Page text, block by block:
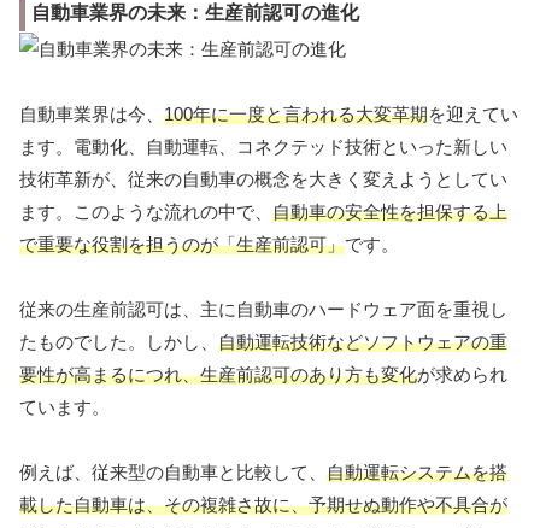
自動車業界の未来：生産前認可の進化
自動車業界は今、 100年に一度と言われる大変革期を迎えてい
ます。電動化、自動運転、コネクテッド技術といった新しい
技術革新が、従来の自動車の概念を大きく変えようとしてい
ます。このような流れの中で、 自動車の安全性を担保する上
で重要な役割を担うのが「生産前認可」です。
従来の生産前認可は、主に自動車のハードウェア面を重視し
たものでした。しかし、 自動運転技術などソフトウェアの重
要性が高まるにつれ、生産前認可のあり方も変化が求められ
ています。
例えば、従来型の自動車と比較して、 自動運転システムを搭
載した自動車は、その複雑さ故に、予期せぬ動作や不具合が